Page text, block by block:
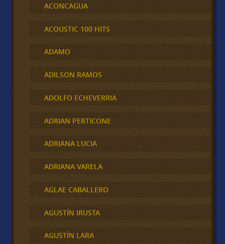
ACONCAGUA
ACOUSTIC 100 HITS
ADAMO
ADILSON RAMOS
ADOLFO ECHEVERRIA
ADRIAN PERTICONE
ADRIANA LUCIA
ADRIANA VARELA
AGLAE CABALLERO
AGUSTÍN IRUSTA
AGUSTÍN LARA